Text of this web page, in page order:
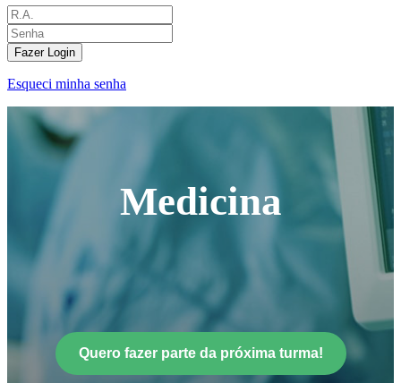
Fazer Login
Esqueci minha senha
Medicina
Quero fazer parte da próxima turma!